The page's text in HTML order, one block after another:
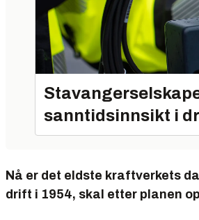
Diameter rotor: 7,4 m
Vektrotor m/aksel: 280 t
Vekt stator: 120 t
sanntidsinnsikt i
Nå er det eldste kraftverkets
drift i 1954, skal etter planen